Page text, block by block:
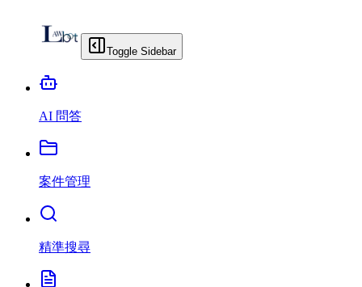
Toggle Sidebar
AI 問答
案件管理
精準搜尋